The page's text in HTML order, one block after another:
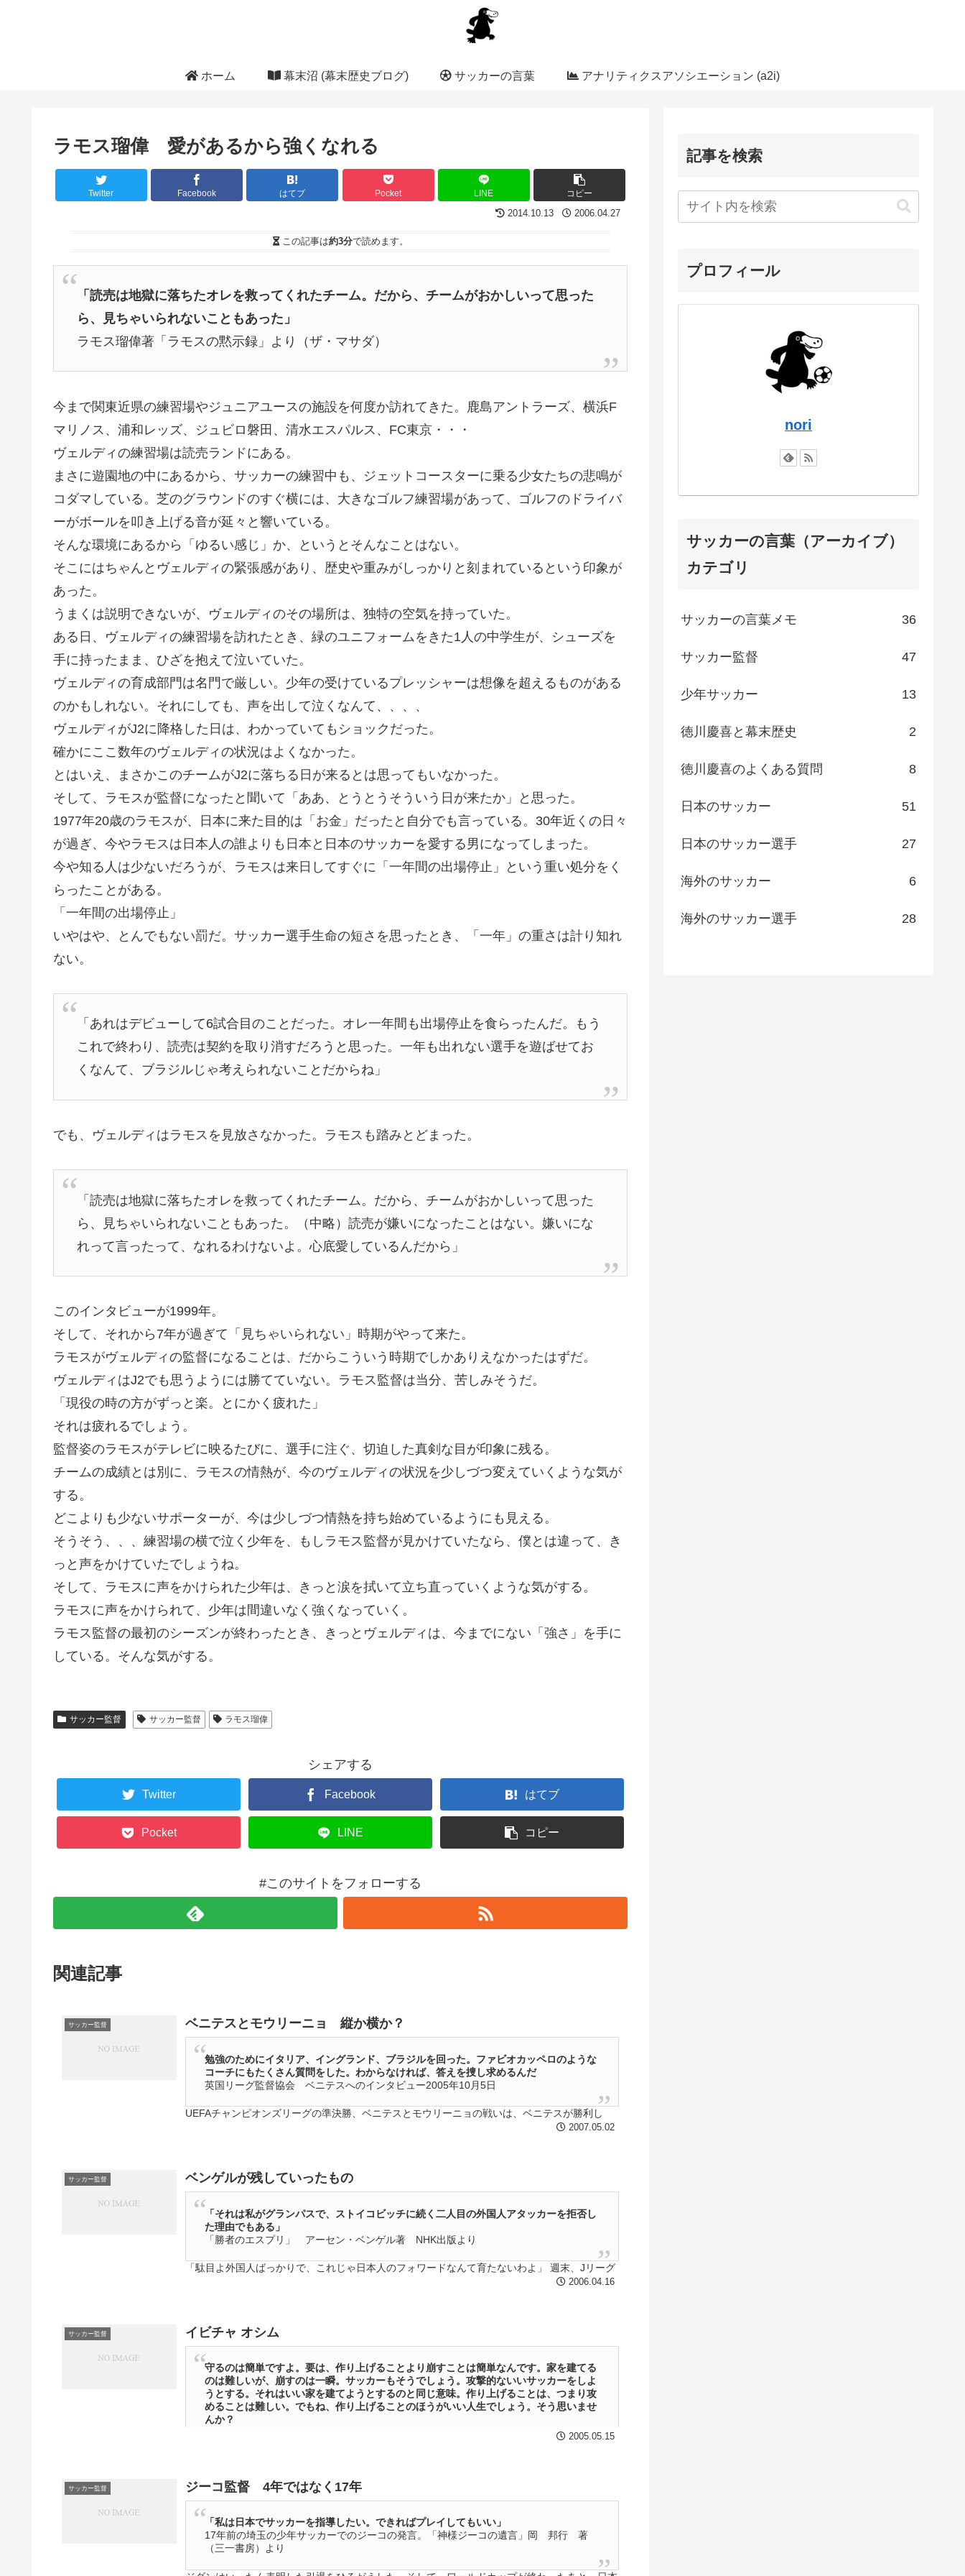
ホーム 幕末沼 (幕末歴史ブログ) サッカーの言葉 アナリティクスアソシエーション (a2i)
ラモス瑠偉 愛があるから強くなれる
Twitter Facebook はてブ Pocket LINE コピー
2014.10.13 2006.04.27
この記事は約3分で読めます。
「読売は地獄に落ちたオレを救ってくれたチーム。だから、チームがおかしいって思った
ら、見ちゃいられないこともあった」
ラモス瑠偉著「ラモスの黙示録」より（ザ・マサダ）
今まで関東近県の練習場やジュニアユースの施設を何度か訪れてきた。鹿島アントラーズ、横浜F
マリノス、浦和レッズ、ジュビロ磐田、清水エスパルス、FC東京・・・
ヴェルディの練習場は読売ランドにある。
まさに遊園地の中にあるから、サッカーの練習中も、ジェットコースターに乗る少女たちの悲鳴が
コダマしている。芝のグラウンドのすぐ横には、大きなゴルフ練習場があって、ゴルフのドライバ
ーがボールを叩き上げる音が延々と響いている。
そんな環境にあるから「ゆるい感じ」か、というとそんなことはない。
そこにはちゃんとヴェルディの緊張感があり、歴史や重みがしっかりと刻まれているという印象が
あった。
うまくは説明できないが、ヴェルディのその場所は、独特の空気を持っていた。
ある日、ヴェルディの練習場を訪れたとき、緑のユニフォームをきた1人の中学生が、シューズを
手に持ったまま、ひざを抱えて泣いていた。
ヴェルディの育成部門は名門で厳しい。少年の受けているプレッシャーは想像を超えるものがある
のかもしれない。それにしても、声を出して泣くなんて、、、、
ヴェルディがJ2に降格した日は、わかっていてもショックだった。
確かにここ数年のヴェルディの状況はよくなかった。
とはいえ、まさかこのチームがJ2に落ちる日が来るとは思ってもいなかった。
そして、ラモスが監督になったと聞いて「ああ、とうとうそういう日が来たか」と思った。
1977年20歳のラモスが、日本に来た目的は「お金」だったと自分でも言っている。30年近くの日々
が過ぎ、今やラモスは日本人の誰よりも日本と日本のサッカーを愛する男になってしまった。
今や知る人は少ないだろうが、ラモスは来日してすぐに「一年間の出場停止」という重い処分をく
らったことがある。
「一年間の出場停止」
いやはや、とんでもない罰だ。サッカー選手生命の短さを思ったとき、「一年」の重さは計り知れ
ない。
「あれはデビューして6試合目のことだった。オレ一年間も出場停止を食らったんだ。もう
これで終わり、読売は契約を取り消すだろうと思った。一年も出れない選手を遊ばせてお
くなんて、ブラジルじゃ考えられないことだからね」
でも、ヴェルディはラモスを見放さなかった。ラモスも踏みとどまった。
「読売は地獄に落ちたオレを救ってくれたチーム。だから、チームがおかしいって思った
ら、見ちゃいられないこともあった。（中略）読売が嫌いになったことはない。嫌いにな
れって言ったって、なれるわけないよ。心底愛しているんだから」
このインタビューが1999年。
そして、それから7年が過ぎて「見ちゃいられない」時期がやって来た。
ラモスがヴェルディの監督になることは、だからこういう時期でしかありえなかったはずだ。
ヴェルディはJ2でも思うようには勝てていない。ラモス監督は当分、苦しみそうだ。
「現役の時の方がずっと楽。とにかく疲れた」
それは疲れるでしょう。
監督姿のラモスがテレビに映るたびに、選手に注ぐ、切迫した真剣な目が印象に残る。
チームの成績とは別に、ラモスの情熱が、今のヴェルディの状況を少しづつ変えていくような気が
する。
どこよりも少ないサポーターが、今は少しづつ情熱を持ち始めているようにも見える。
そうそう、、、練習場の横で泣く少年を、もしラモス監督が見かけていたなら、僕とは違って、き
っと声をかけていたでしょうね。
そして、ラモスに声をかけられた少年は、きっと涙を拭いて立ち直っていくような気がする。
ラモスに声をかけられて、少年は間違いなく強くなっていく。
ラモス監督の最初のシーズンが終わったとき、きっとヴェルディは、今までにない「強さ」を手に
している。そんな気がする。
サッカー監督 サッカー監督 ラモス瑠偉
シェアする
Twitter Facebook はてブ
Pocket LINE コピー
#このサイトをフォローする
関連記事
サッカー監督 ベニテスとモウリーニョ 縦か横か？
勉強のためにイタリア、イングランド、ブラジルを回った。ファビオカッペロのような
コーチにもたくさん質問をした。わからなければ、答えを捜し求めるんだ
英国リーグ監督協会 ベニテスへのインタビュー2005年10月5日
UEFAチャンピオンズリーグの準決勝、ベニテスとモウリーニョの戦いは、ベニテスが勝利し
た。勝利といっても、これがまた実にベニテスらしい勝ち方だ。2試合の合計は1-1の引き分け。
2007.05.02
サッカー監督 ベンゲルが残していったもの
「それは私がグランパスで、ストイコビッチに続く二人目の外国人アタッカーを拒否し
た理由でもある」
「勝者のエスプリ」 アーセン・ベンゲル著 NHK出版より
「駄目よ外国人ばっかりで、これじゃ日本人のフォワードなんて育たないわよ」 週末、Jリーグ
2006.04.16
サッカー監督 イビチャ オシム
守るのは簡単ですよ。要は、作り上げることより崩すことは簡単なんです。家を建てる
のは難しいが、崩すのは一瞬。サッカーもそうでしょう。攻撃的ないいサッカーをしよ
うとする。それはいい家を建てようとするのと同じ意味。作り上げることは、つまり攻
めることは難しい。でもね、作り上げることのほうがいい人生でしょう。そう思いませ
んか？
サッカーダイジェスト No.783 2005年5月24日 イビチャ オシム「攻めの美学そ
ない、その雑誌を買い求めた。オシム監督のインタビューを、仕事帰りの電車で読みはじめ
た・・・・
2005.05.15
サッカー監督 ジーコ監督 4年ではなく17年
「私は日本でサッカーを指導したい。できればプレイしてもいい」
17年前の埼玉の少年サッカーでのジーコの発言。「神様ジーコの遺言」岡 邦行 著
（三一書房）より
記事を検索
プロフィール
nori
サッカーの言葉（アーカイブ）
カテゴリ
サッカーの言葉メモ 36
サッカー監督 47
少年サッカー 13
徳川慶喜と幕末歴史 2
徳川慶喜のよくある質問 8
日本のサッカー 51
日本のサッカー選手 27
海外のサッカー 6
海外のサッカー選手 28